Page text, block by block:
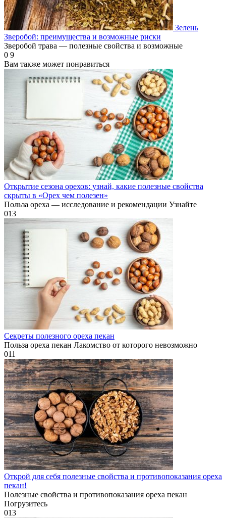
Зелень
Зверобой: преимущества и возможные риски
Зверобой трава — полезные свойства и возможные
0 9
Вам также может понравиться
Открытие сезона орехов: узнай, какие полезные свойства
скрыты в «Орех чем полезен»
Польза ореха — исследование и рекомендации Узнайте
013
Секреты полезного ореха пекан
Польза ореха пекан Лакомство от которого невозможно
011
Открой для себя полезные свойства и противопоказания ореха
пекан!
Полезные свойства и противопоказания ореха пекан
Погрузитесь
013